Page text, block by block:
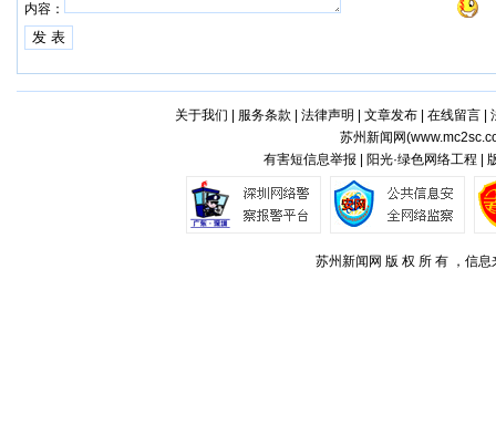
内容：
关于我们 服务条款 法律声明 文章发布| 在线留言|
苏州新闻网(
有害短信息举报 | 阳光·绿色网络工程 |
苏州新闻网 版 权 所 有 ，信